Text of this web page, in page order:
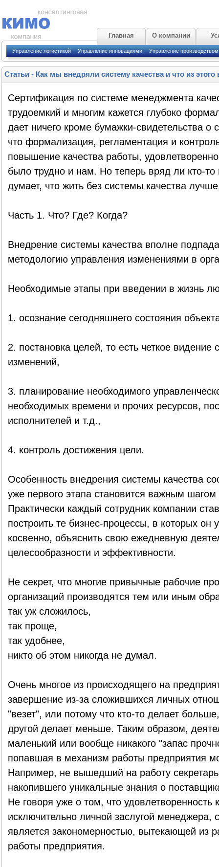
Главная О компании
Управление логистикой Управление инновациями Управление производством
Статьи- Как мы внедряли систему качества и что из
Сертификация по системе менеджмента
трудоемкий и многим кажется глубоко
дает ничего кроме бумажки-свидетельства о
что формализация, регламентация и
повышение качества работы,
было трудно и нам. Но теперь вряд ли кто-то
думает, что жить без системы качества
Часть 1. Что? Где? Когда?
Внедрение системы качества вполне
методологию управления изменениями в
Необходимые этапы при введении в жизнь
1. осознание сегодняшнего состояния
2. постановка целей, то есть четкое видение
изменений,
3. планирование необходимого
необходимых времени и прочих ресурсов,
исполнителей и т.д.,
4. контроль достижения цели.
Особенность внедрения системы качества
уже первого этапа становится важным
Практически каждый сотрудник компании
построить те бизнес-процессы, в которых он
косвенно, объяснить свою ежедневную
целесообразности и эффективности.
Не секрет, что многие привычные рабочие
организаций производятся тем или иным
так уж сложилось,
так проще,
так удобнее,
никто об этом никогда не думал.
Очень многое из происходящего на
завершение из-за сложившихся личных
"везет", или потому что кто-то делает
другой делает меньше. Таким образом,
маленький или вообще никакого "запас
попавшая в механизм работы предприятия
Например, не вышедший на работу
накопившего уникальные знания о
Не говоря уже о том, что удовлетворенность
исключительно личной заслугой менеджера,
является закономерностью, вытекающей из
работы предприятия.